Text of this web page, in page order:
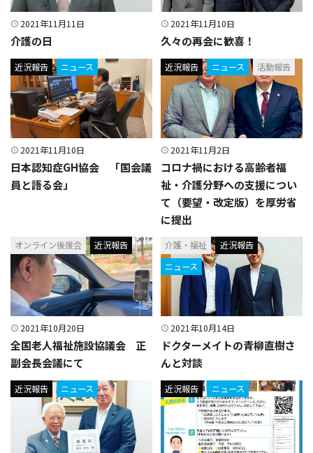
2021年11月11日
介護の日
2021年11月10日
久々の再会に歓喜！
2021年11月10日
日本認知症GH協会 「国会議
員と語る会」
近況報告 ニュース
2021年11月2日
コロナ禍における高齢者福
祉・介護分野への支援につい
て（要望・改定版）を厚労省
に提出
近況報告 ニュース 活動報告
2021年10月20日
全国老人福祉施設協議会 正
副会長会議にて
オンライン後援会 近況報告
2021年10月14日
ドクターメイトの青柳直樹さ
んと対談
介護・福祉
近況報告
ニュース
近況報告 ニュース 近況報告 ニュース